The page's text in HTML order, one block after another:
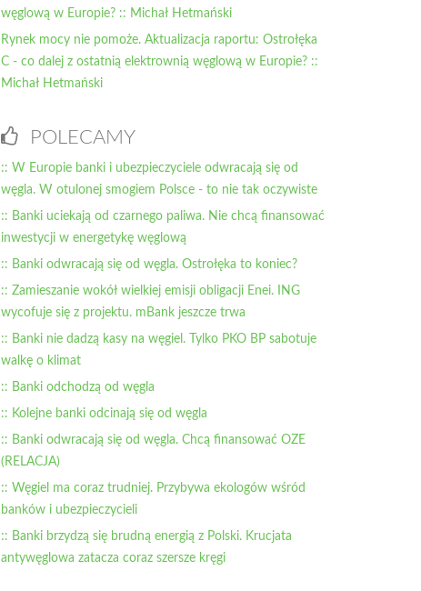
węglową w Europie? :: Michał Hetmański
Rynek mocy nie pomoże. Aktualizacja raportu: Ostrołęka
C - co dalej z ostatnią elektrownią węglową w Europie? ::
Michał Hetmański
POLECAMY
:: W Europie banki i ubezpieczyciele odwracają się od
węgla. W otulonej smogiem Polsce - to nie tak oczywiste
:: Banki uciekają od czarnego paliwa. Nie chcą finansować
inwestycji w energetykę węglową
:: Banki odwracają się od węgla. Ostrołęka to koniec?
:: Zamieszanie wokół wielkiej emisji obligacji Enei. ING
wycofuje się z projektu. mBank jeszcze trwa
:: Banki nie dadzą kasy na węgiel. Tylko PKO BP sabotuje
walkę o klimat
:: Banki odchodzą od węgla
:: Kolejne banki odcinają się od węgla
:: Banki odwracają się od węgla. Chcą finansować OZE
(RELACJA)
:: Węgiel ma coraz trudniej. Przybywa ekologów wśród
banków i ubezpieczycieli
:: Banki brzydzą się brudną energią z Polski. Krucjata
antywęglowa zatacza coraz szersze kręgi